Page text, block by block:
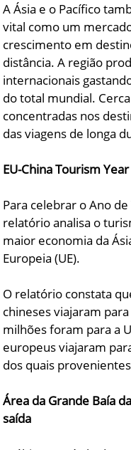
A Ásia e o Pacífico
vital como um
crescimento em
distância. A região
internacionais
do total mundial.
concentradas nos
das viagens de longa
EU-China Tourism Year
Para celebrar o Ano
relatório analisa o
maior economia da
Europeia (UE).
O relatório constata
chineses viajaram
milhões foram para a
europeus viajaram
dos quais
Área da Grande Baía
saída